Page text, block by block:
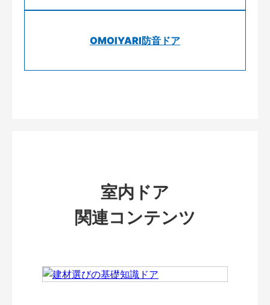
OMOIYARI防音ドア
室内ドア
関連コンテンツ